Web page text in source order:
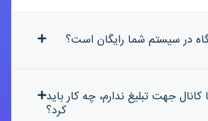
جهت تبلیغ ندارم، چه کار باید
کرد؟